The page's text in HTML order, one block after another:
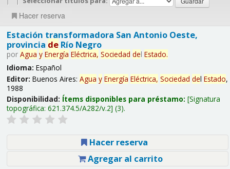
Hacer reserva
Estación transformadora San Antonio Oeste,
provincia deRío Negro
por Agua y Energía Eléctrica, Sociedad del Estado.
Idioma: Español
Editor: Buenos Aires: Agua y Energía Eléctrica, Sociedad del Estado,
1988
Disponibilidad: Ítems disponibles para préstamo: Signatura
topográfica: 621.374.5/A282/v.2 (3).
Hacer reserva
Agregar al carrito